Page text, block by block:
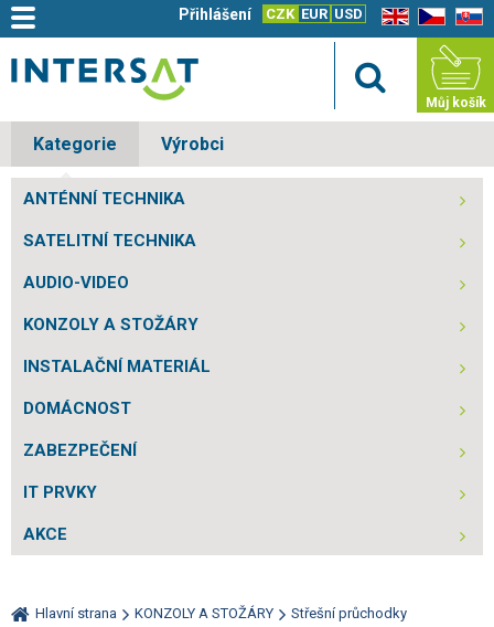
EN CZ SK
CZK EUR USD
Přihlášení
Můj košík
Kategorie Výrobci
ANTÉNNÍ TECHNIKA
SATELITNÍ TECHNIKA
AUDIO-VIDEO
KONZOLY A STOŽÁRY
INSTALAČNÍ MATERIÁL
DOMÁCNOST
ZABEZPEČENÍ
IT PRVKY
AKCE
Hlavní strana KONZOLY A STOŽÁRY Střešní průchodky